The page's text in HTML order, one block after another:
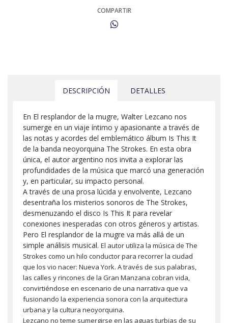
COMPARTIR
DESCRIPCIÓN DETALLES
En El resplandor de la mugre, Walter Lezcano nos
sumerge en un viaje íntimo y apasionante a través de
las notas y acordes del emblemático álbum Is This It
de la banda neoyorquina The Strokes. En esta obra
única, el autor argentino nos invita a explorar las
profundidades de la música que marcó una generación
y, en particular, su impacto personal.
A través de una prosa lúcida y envolvente, Lezcano
desentraña los misterios sonoros de The Strokes,
desmenuzando el disco Is This It para revelar
conexiones inesperadas con otros géneros y artistas.
Pero El resplandor de la mugre va más allá de un
simple análisis musical. El autor utiliza la música de The
Strokes como un hilo conductor para recorrer la ciudad
que los vio nacer: Nueva York. A través de sus palabras,
las calles y rincones de la Gran Manzana cobran vida,
convirtiéndose en escenario de una narrativa que va
fusionando la experiencia sonora con la arquitectura
urbana y la cultura neoyorquina.
Lezcano no teme sumergirse en las aguas turbias de su